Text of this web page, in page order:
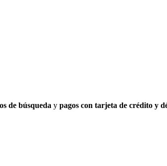
de búsqueda y pagos con tarjeta de crédito y